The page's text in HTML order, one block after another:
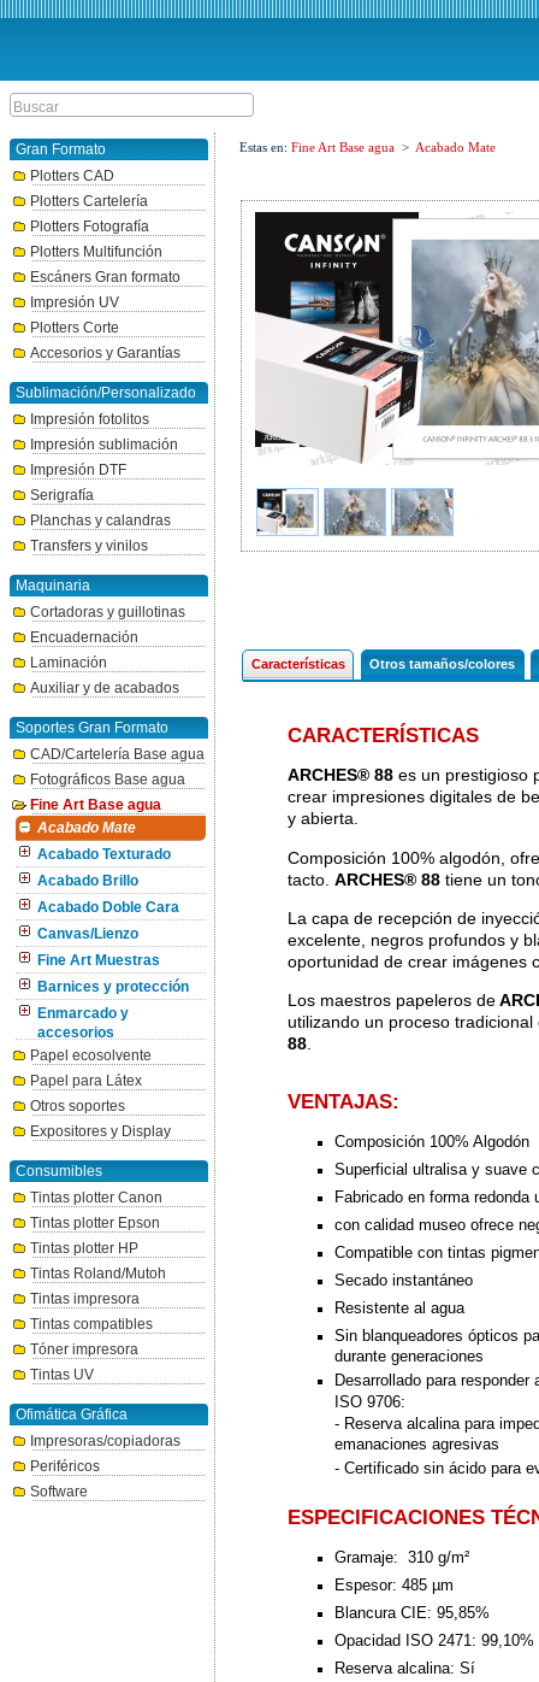
Gran Formato
Plotters CAD
Plotters Cartelería
Plotters Fotografía
Plotters Multifunción
Escáners Gran formato
Impresión UV
Plotters Corte
Accesorios y Garantías
Sublimación/Personalizado
Impresión fotolitos
Impresión sublimación
Impresión DTF
Serigrafía
Planchas y calandras
Transfers y vinilos
Maquinaria
Cortadoras y guillotinas
Encuadernación
Laminación
Auxiliar y de acabados
Soportes Gran Formato
CAD/Cartelería Base agua
Fotográficos Base agua
Fine Art Base agua
Acabado Mate
Acabado Texturado
Acabado Brillo
Acabado Doble Cara
Canvas/Lienzo
Fine Art Muestras
Barnices y protección
Enmarcado y
accesorios
Papel ecosolvente
Papel para Látex
Otros soportes
Expositores y Display
Consumibles
Tintas plotter Canon
Tintas plotter Epson
Tintas plotter HP
Tintas Roland/Mutoh
Tintas impresora
Tintas compatibles
Tóner impresora
Tintas UV
Ofimática Gráfica
Impresoras/copiadoras
Periféricos
Software
Estas en: Fine Art Base agua > Acabado Mate
Características Otros tamaños/colores
CARACTERÍSTICAS
ARCHES® 88es un prestigioso
crear impresiones digitales de
y abierta.
Composición 100% algodón,
tacto. ARCHES® 88tiene un
La capa de recepción de
excelente, negros profundos y
oportunidad de crear imágenes
Los maestros papeleros de
utilizando un proceso
88.
VENTAJAS:
Composición 100% Algodón
Superficial ultralisa y suave
Fabricado en forma
con calidad museo ofrece
Compatible con tintas
Secado instantáneo
Resistente al agua
Sin blanqueadores ópticos
durante generaciones
Desarrollado para
ISO 9706:
- Reserva alcalina para
emanaciones agresivas
- Certificado sin ácido para
ESPECIFICACIONES
Gramaje: 310 g/m²
Espesor: 485 µm
Blancura CIE: 95,85%
Opacidad ISO 2471: 99,10%
Reserva alcalina: Sí